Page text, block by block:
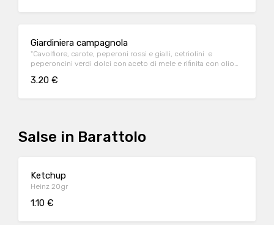
Giardiniera campagnola
"Cavolfiore, carote, peperoni rossi e gialli, cetriolini e
peperoncini verdi dolci con aceto di mele e rifinita con olio
3.20 €
Salse in Barattolo
Ketchup
Heinz 20gr
1.10 €